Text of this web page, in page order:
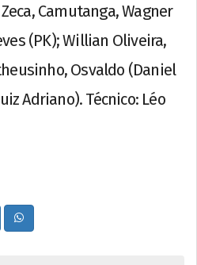
Camutanga, Wagner
(PK); Willian Oliveira,
Osvaldo (Daniel
Adriano). Técnico: Léo